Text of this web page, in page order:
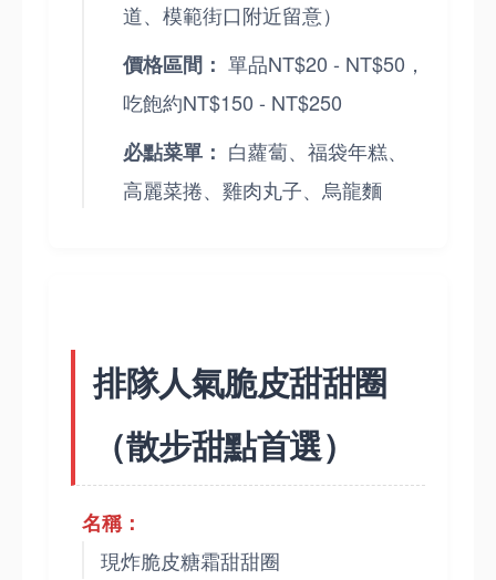
道、模範街口附近留意）
價格區間： 單品NT$20 - NT$50，
吃飽約NT$150 - NT$250
必點菜單： 白蘿蔔、福袋年糕、
高麗菜捲、雞肉丸子、烏龍麵
排隊人氣脆皮甜甜圈
（散步甜點首選）
名稱：
現炸脆皮糖霜甜甜圈